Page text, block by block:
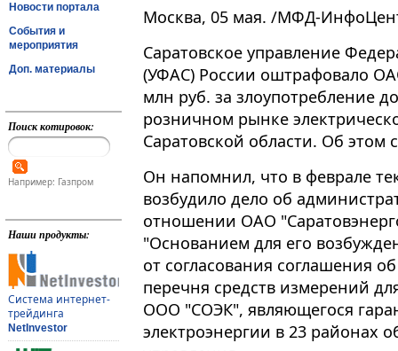
Новости портала
События и
мероприятия
Доп. материалы
Поиск котировок:
Например: Газпром
Наши продукты:
Система интернет-
трейдинга
NetInvestor
Москва, 05 мая. /МФД-
Саратовское управление
(УФАС) России оштрафовало
млн руб. за
розничном рынке
Саратовской области. Об этом
Он напомнил, что в феврале
возбудило дело об
отношении ОАО
"Основанием для его
от согласования соглашения
перечня средств измерений
ООО "СОЭК", являющегося
электроэнергии в 23 районах